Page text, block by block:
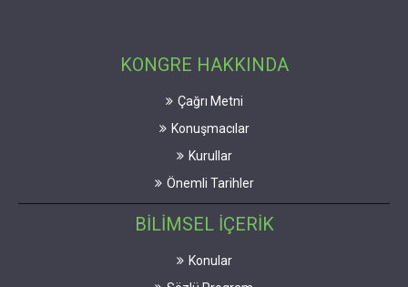
KONGRE HAKKINDA
Çağrı Metni
Konuşmacılar
Kurullar
Önemli Tarihler
BİLİMSEL İÇERİK
Konular